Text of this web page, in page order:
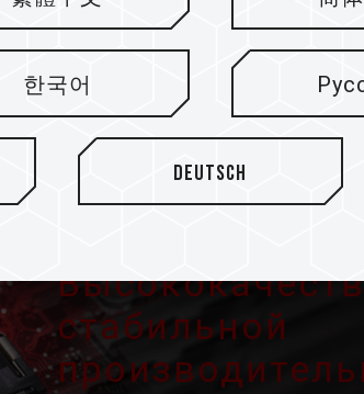
стабильной
한국어
Deutsch